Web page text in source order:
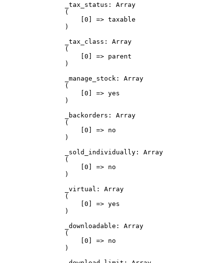
_tax_status: Array
(
    [0] => taxable
)
_tax_class: Array
(
    [0] => parent
)
_manage_stock: Array
(
    [0] => yes
)
_backorders: Array
(
    [0] => no
)
_sold_individually: Array
(
    [0] => no
)
_virtual: Array
(
    [0] => yes
)
_downloadable: Array
(
    [0] => no
)